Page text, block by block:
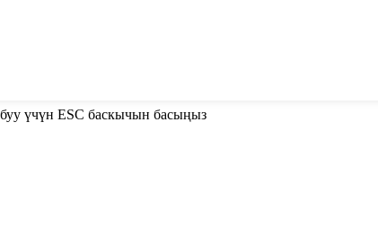
үчүн ESC баскычын басыңыз